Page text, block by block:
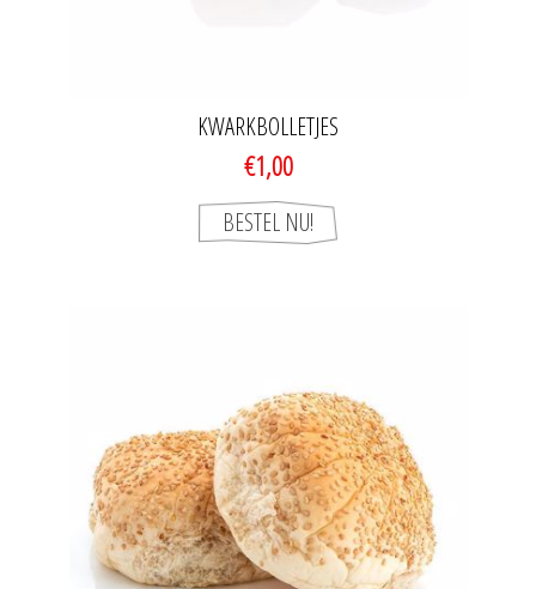
KWARKBOLLETJES
€1,00